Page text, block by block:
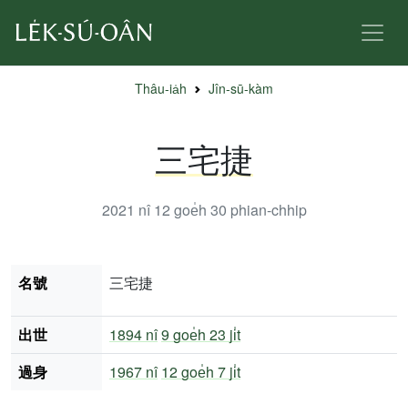
Thâu-ia̍h Jîn-sū-kàm
三宅捷
2021 nî 12 goe̍h 30 phian-chhip
名號 三宅捷
出世 1894 nî9 goe̍h 23 ji̍t
過身
1967 nî 12 goe̍h 7 ji̍t